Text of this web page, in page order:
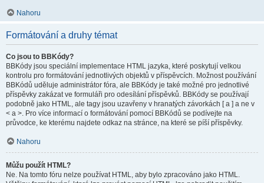
Nahoru
Formátování a druhy témat
Co jsou to BBKódy?
BBKódy jsou speciální implementace HTML jazyka, které poskytují velkou
kontrolu pro formátování jednotlivých objektů v příspěvcích. Možnost používání
BBKódů uděluje administrátor fóra, ale BBKódy je také možné pro jednotlivé
příspěvky zakázat ve formuláři pro odesílání příspěvků. BBKódy se používají
podobně jako HTML, ale tagy jsou uzavřeny v hranatých závorkách [ a ] a ne v
< a >. Pro více informací o formátování pomocí BBKódů se podívejte na
průvodce, ke kterému najdete odkaz na stránce, na které se píší příspěvky.
Nahoru
Můžu použít HTML?
Ne. Na tomto fóru nelze používat HTML, aby bylo zpracováno jako HTML.